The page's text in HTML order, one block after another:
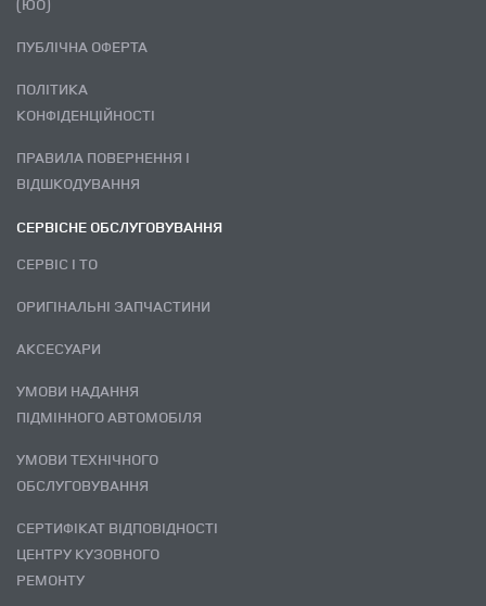
ПУБЛІЧНА ОФЕРТА
ПОЛІТИКА
КОНФІДЕНЦІЙНОСТІ
ПРАВИЛА ПОВЕРНЕННЯ І
ВІДШКОДУВАННЯ
СЕРВІСНЕ ОБСЛУГОВУВАННЯ
СЕРВІС І ТО
ОРИГІНАЛЬНІ ЗАПЧАСТИНИ
АКСЕСУАРИ
УМОВИ НАДАННЯ
ПІДМІННОГО АВТОМОБІЛЯ
УМОВИ ТЕХНІЧНОГО
ОБСЛУГОВУВАННЯ
СЕРТИФІКАТ ВІДПОВІДНОСТІ
ЦЕНТРУ КУЗОВНОГО
РЕМОНТУ